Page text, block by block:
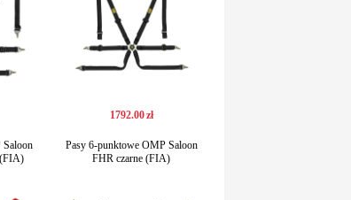
1792.00zł
(FIA)
Pasy 6-punktowe OMP Saloon
FHR czarne (FIA)